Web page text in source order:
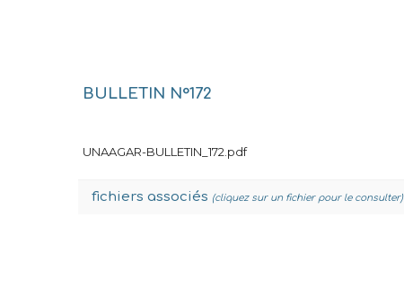
BULLETIN N°172
UNAAGAR-BULLETIN_172.pdf
fichiers associés (cliquez sur un fichier pour le consulter)